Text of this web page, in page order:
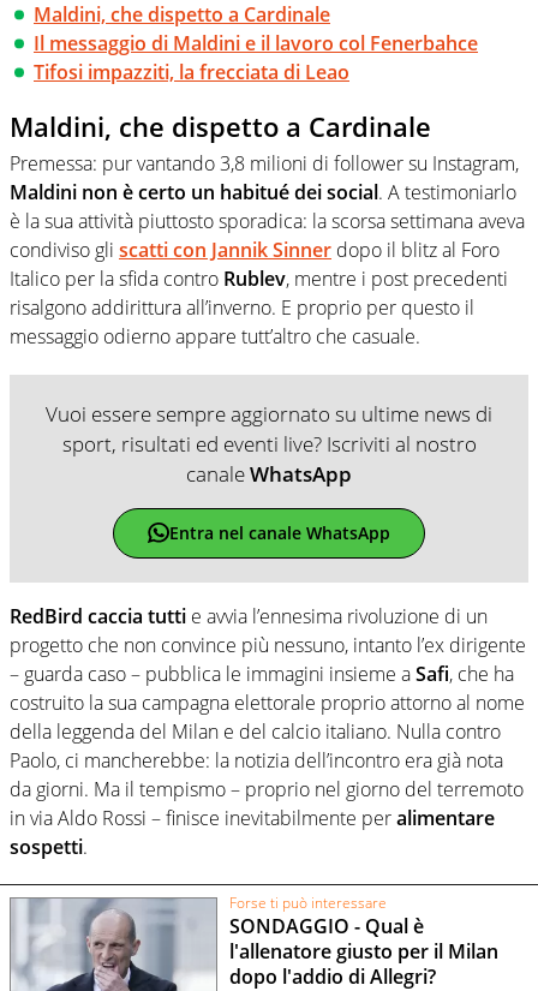
Maldini, che dispetto a Cardinale
Il messaggio di Maldini e il lavoro col Fenerbahce
Tifosi impazziti, la frecciata di Leao
Maldini, che dispetto a Cardinale
Premessa: pur vantando 3,8 milioni di follower su Instagram,
Maldini non è certo un habitué dei social. A testimoniarlo
è la sua attività piuttosto sporadica: la scorsa settimana aveva
condiviso gli scatti con Jannik Sinner dopo il blitz al Foro
Italico per la sfida contro Rublev, mentre i post precedenti
risalgono addirittura all’inverno. E proprio per questo il
messaggio odierno appare tutt’altro che casuale.
Vuoi essere sempre aggiornato su ultime news di
sport, risultati ed eventi live? Iscriviti al nostro
canaleWhatsApp
Entra nel canale WhatsApp
RedBird caccia tutti e avvia l’ennesima rivoluzione di un
progetto che non convince più nessuno, intanto l’ex dirigente
– guarda caso – pubblica le immagini insieme aSafi, che ha
costruito la sua campagna elettorale proprio attorno al nome
della leggenda del Milan e del calcio italiano. Nulla contro
Paolo, ci mancherebbe: la notizia dell’incontro era già nota
da giorni. Ma il tempismo – proprio nel giorno del terremoto
in via Aldo Rossi – finisce inevitabilmente peralimentare
sospetti.
Forse ti può interessare
SONDAGGIO - Qual è
l'allenatore giusto per il Milan
dopo l'addio di Allegri?